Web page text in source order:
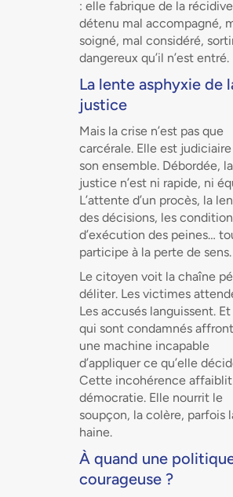
: elle fabrique de la
détenu mal accompagné,
soigné, mal considéré,
dangereux qu’il n’est entré.
La lente asphyxie de
justice
Mais la crise n’est pas que
carcérale. Elle est judiciaire
son ensemble. Débordée, la
justice n’est ni rapide, ni
L’attente d’un procès, la
des décisions, les
d’exécution des peines…
participe à la perte de sens.
Le citoyen voit la chaîne
déliter. Les victimes
Les accusés languissent.
qui sont condamnés
une machine incapable
d’appliquer ce qu’elle
Cette incohérence
démocratie. Elle nourrit le
soupçon, la colère, parfois
haine.
À quand une
courageuse ?